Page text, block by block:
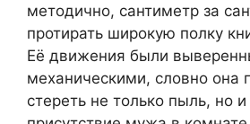
методично, сантиметр за
протирать широкую полку
Её движения были
механическими, словно она
стереть не только пыль, но